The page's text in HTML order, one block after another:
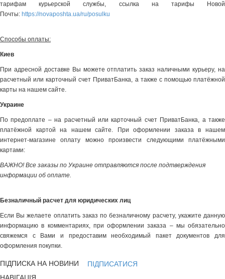
тарифам курьерской службы, ссылка на тарифы Новой
Почты: https://novaposhta.ua/ru/posulku
Способы оплаты:
Киев
При адресной доставке Вы можете отплатить заказ наличными курьеру, на
расчетный или карточный счет ПриватБанка, а также с помощью платёжной
карты на нашем сайте.
Украине
По предоплате – на расчетный или карточный счет ПриватБанка, а также
платёжной картой на нашем сайте. При оформлении заказа в нашем
интернет-магазине оплату можно произвести следующими платёжными
картами:
ВАЖНО! Все заказы по Украине отправляются после подтверждения
информации об оплате.
Безналичный расчет для юридических лиц
Если Вы желаете оплатить заказ по безналичному расчету, укажите данную
информацию в комментариях, при оформлении заказа – мы обязательно
свяжемся с Вами и предоставим необходимый пакет документов для
оформления покупки.
ПІДПИСКА НА НОВИНИ
ПІДПИСАТИСЯ